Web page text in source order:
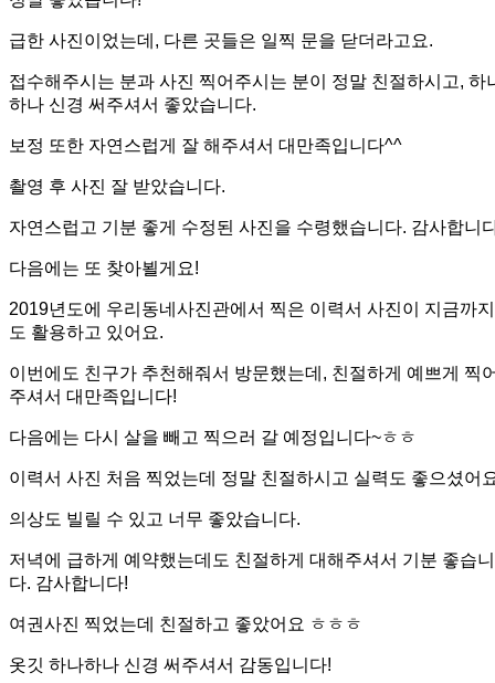
급한 사진이었는데, 다른 곳들은 일찍 문을 닫더라고요.
접수해주시는 분과 사진 찍어주시는 분이 정말 친절하시고, 하
하나 신경 써주셔서 좋았습니다.
보정 또한 자연스럽게 잘 해주셔서 대만족입니다^^
촬영 후 사진 잘 받았습니다.
자연스럽고 기분 좋게 수정된 사진을 수령했습니다. 감사합니
다음에는 또 찾아뵐게요!
2019년도에 우리동네사진관에서 찍은 이력서 사진이 지금까지
도 활용하고 있어요.
이번에도 친구가 추천해줘서 방문했는데, 친절하게 예쁘게 찍
주셔서 대만족입니다!
다음에는 다시 살을 빼고 찍으러 갈 예정입니다~ㅎㅎ
이력서 사진 처음 찍었는데 정말 친절하시고 실력도 좋으셨어
의상도 빌릴 수 있고 너무 좋았습니다.
저녁에 급하게 예약했는데도 친절하게 대해주셔서 기분 좋습니
다. 감사합니다!
여권사진 찍었는데 친절하고 좋았어요 ㅎㅎㅎ
옷깃 하나하나 신경 써주셔서 감동입니다!